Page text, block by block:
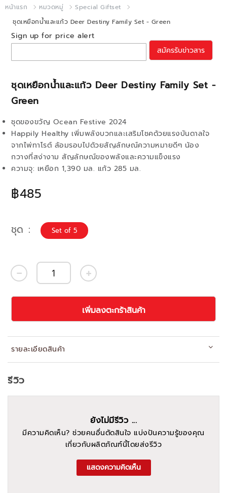
หน้าแรก หมวดหมู่
Special Giftset
ชุดเหยือกน้ำและแก้ว Deer Destiny Family Set - Green
ชุดเหยือกน้ำและแก้ว Deer Destiny Family Set -
Green
฿485
ชุดของขวัญ Ocean Festive 2024
Happily Healthy เพิ่มพลังบวกและเสริมโชคด้วยแรงบันดาลใจ
จากไพ่ทาโรต์ ล้อมรอบไปด้วยสัญลักษณ์ความหมายดีๆ น้อง
กวางที่สง่างาม สัญลักษณ์ของพลังและความแข็งแรง
ความจุ: เหยือก 1,390 มล. แก้ว 285 มล.
Sign up for price alert
สมัครรับข่าวสาร
ชุด Set of 5
เพิ่มลงตะกร้าสินค้า
รายละเอียดสินค้า
รีวิว
ยังไม่มีรีวิว ...
มีความคิดเห็น? ช่วยคนอื่นตัดสินใจ แบ่งปันความรู้ของคุณ
เกี่ยวกับผลิตภัณฑ์นี้โดยส่งรีวิว
แสดงความคิดเห็น